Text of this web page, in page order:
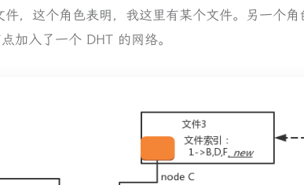
，这个角色表明，我这里有某个文件。另一个
加入了一个 DHT 的网络。